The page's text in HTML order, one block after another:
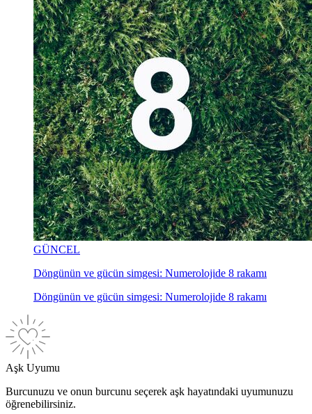
GÜNCEL
Döngünün ve gücün simgesi: Numerolojide 8 rakamı
Döngünün ve gücün simgesi: Numerolojide 8 rakamı
Aşk Uyumu
Burcunuzu ve onun burcunu seçerek aşk hayatındaki uyumunuzu
öğrenebilirsiniz.